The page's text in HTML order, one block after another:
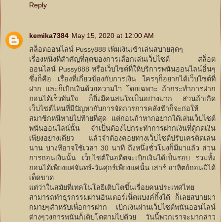
Reply
kemika7384 May 15, 2020 at 12:00 AM
สล็อตออนไลน์ Pussy888 เพิ่มเงินเข้าเล่นสบายสุดๆ
เรื่องหนึ่งที่สำคัญที่สุดของการเลือกเล่นเว็บไซต์ สล็อต
ออนไลน์ Pussy888 หรือเว็บไซต์ที่ให้บริการพนันออนไลน์อื่นๆ
ซึ่งก็คือ เรื่องที่เกี่ยวข้องกับการเงิน ใครๆก็อยากได้เว็บไซต์ที่
ฝาก และก็เบิกเงินด้วยความไว โดยเฉพาะ ถ้ากระทำการฝาก
ถอนได้เร็วทันใจ ก็ยิ่งมีคนสนใจเป็นอย่างมาก ส่วนถ้าเกิด
เว็บไซต์ไหนที่มีปัญหากับการจัดการการคลังช้าก็จะก่อให้
สมาชิกหนีหายไปท้ายที่สุด แต่ก่อนถ้าหากอยากได้เล่นเว็บไซต์
พนันออนไลน์นั้น จำเป็นต้องไปกระทำการฝากเงินที่ตู้กดเงิน
เพียงอย่างเดียว แล้วจำต้องคอยทางเว็บไซต์ปรับเครดิตเล่น
นาน บางทีอาจใช้เวลา 30 นาที ถึงหนึ่งชั่วโมงก็มีมาแล้ว ส่วน
การถอนเงินนั้น เว็บไซต์ในอดีตจะเบิกเงินได้เป็นรอบ รวมทั้ง
ถอนได้เพียงแค่จันทร์-วันศุกร์เพียงแค่นั้น เสาร์ อาทิตย์ถอนมิได้
เด็ดขาด
แต่ว่าในสมัยที่เทคโนโลยีเติบโตขึ้นเรื่อยคนประเทศไทย
สามารถทำธุรกรรมผ่านอินเตอร์เน็ตแบงค์กิ้งได้ ก็เลยสบายมา
กมายๆสำหรับเพื่อการฝาก เบิกเงินผ่านเว็บไซต์พนันออนไลน์
ต่างๆวงการพนันก็เติบโตตามไปด้วย วันนี้พวกเราจะมากล่าว